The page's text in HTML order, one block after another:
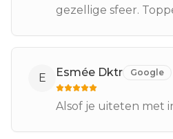
gezellige sfeer.
E Esmée Dktr Google
Alsof je uiteten met